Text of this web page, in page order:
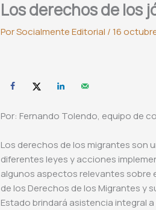
Los derechos de los
PorSocialmente Editorial /16
Por: Fernando Tolendo, equipo de
Los derechos de los migrantes son
diferentes leyes y acciones
algunos aspectos relevantes sobre
de los Derechos de los Migrantes y
Estado brindará asistencia integral